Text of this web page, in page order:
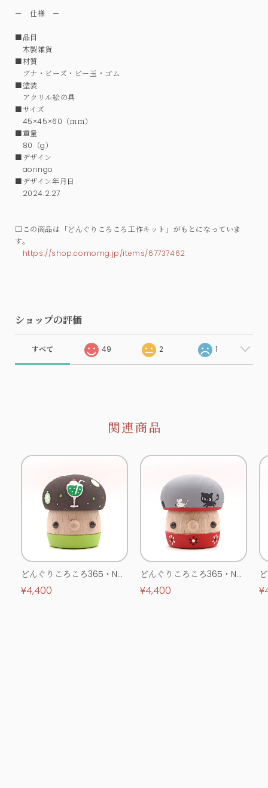
－ 仕様 －
■品目
木製雑貨
■材質
ブナ・ビーズ・ビー玉・ゴム
■塗装
アクリル絵の具
■サイズ
45×45×60（ｍｍ）
■重量
80（g）
■デザイン
aoringo
■デザイン年月日
2024.2.27
□この商品は「どんぐりころころ工作キット」がもとになっていま
す。
https://shop.comomg.jp/items/67737462
ショップの評価
すべて 49 2 1
関連商品
どんぐりころころ365・No.
0513
¥4,400
どんぐりころころ365・No.
0514
¥4,400